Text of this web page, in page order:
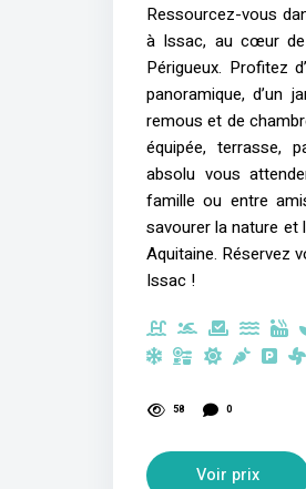
Ressourcez-vous
à Issac, au cœur
Périgueux. Profitez
panoramique, d’un
remous et de
équipée, terrasse,
absolu vous
famille ou entre
savourer la nature et
Aquitaine. Réservez
Issac !
58 0
Voir prix